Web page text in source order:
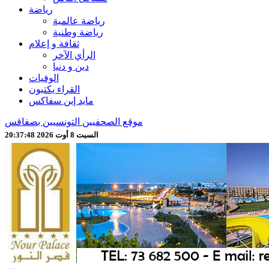
رياضة
رياضة عالمية
رياضة وطنية
ثقافة و إعلام
الرأي الآخر
دين و دنيا
الوفيات
القراء يكتبون
مايد إين سفاكس
موقع الصحفيين التونسيين بصفاقس
السبت 8 أوت 2026 20:37:50